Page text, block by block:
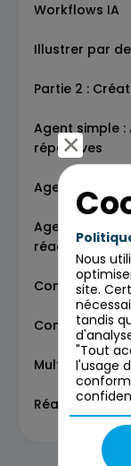
Workflows IA
Illustrer par
Partie 2 :
Agent simple
répétitives
Agent
Agent
réactivité
Concepts clés
Composants
Multimodalité
Réactivité et
Nous
site.
tandis
"Tout
l'usage